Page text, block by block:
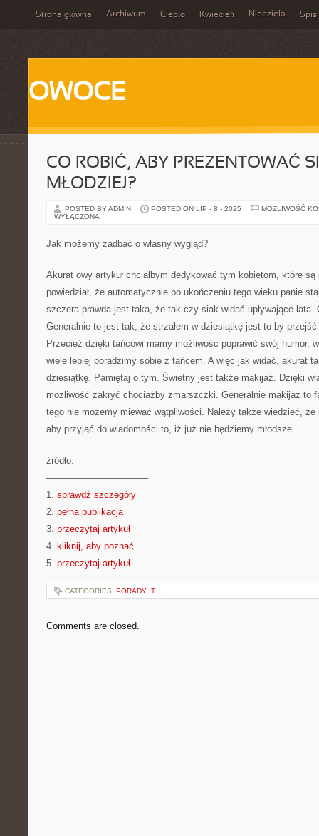
Strona główna Archiwum Ciepło Kwiecień Niedziela Spis
OWOCE
CO ROBIĆ, ABY PREZENTOWAĆ
MŁODZIEJ?
POSTED BY ADMIN POSTED ON LIP - 8 - 2025
MOŻLIWOŚĆ
WYŁĄCZONA
Jak możemy zadbać o własny wygląd?
Akurat owy artykuł chciałbym dedykować tym kobietom, które
powiedział, że automatycznie po ukończeniu tego wieku panie
szczera prawda jest taka, że tak czy siak widać upływające
Generalnie to jest tak, że strzałem w dziesiątkę jest to by
Przecież dzięki tańcowi mamy możliwość poprawić swój humor,
wiele lepiej poradzimy sobie z tańcem. A więc jak widać, akurat
dziesiątkę. Pamiętaj o tym. Świetny jest także makijaż. Dzięki
możliwość zakryć chociażby zmarszczki. Generalnie makijaż to
tego nie możemy miewać wątpliwości. Należy także wiedzieć,
aby przyjąć do wiadomości to, iż już nie będziemy młodsze.
źródło:
———————————
1. sprawdź szczegóły
2. pełna publikacja
3. przeczytaj artykuł
4. kliknij, aby poznać
5. przeczytaj artykuł
CATEGORIES: PORADY IT
Comments are closed.